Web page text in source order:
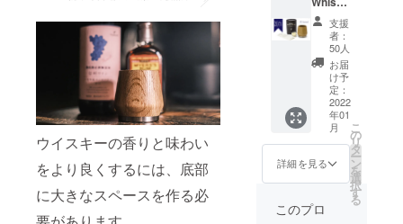
ウイスキーの香りと味わい
をより良くするには、底部
に大きなスペースを作る必
ターン
に酒類
が含ま
れるた
め、20
歳未満
の方は
このリ
ターン
せん。
への発
送が遅
れる場
合がご
ざいま
す。予
めご了
承くだ
さい。
■AMAH
Edition
No.1 販
4050円
つ一つ
加工し
ている
都合
上、一
部の支
援者様
への発
送が遅
れる場
合がご
ざいま
承くだ
フ。 ※
価格は
消費
税、送
料込み
となり
ます。
※支援者
様の数
が予想
より大
しまっ
た場
y
Tumble
r 1個 タ
ンブ
ラーに
はメン
テナン
ス用の
ワック
ス
(10ml)
が付属
しま
す。 ※
一般販
支援
者：
50人
お届
け予
定：
2022
年01
月
詳細を見る
こ
の
リ
タ
ー
ン
を
選
択
す
る
このプロ